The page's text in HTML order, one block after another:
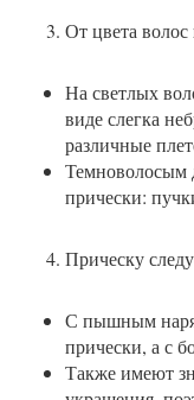
От цвета
На светлых
виде слегка
различные
Темноволосым
прически:
Прическу
С пышным
прически, а с
Также имеют